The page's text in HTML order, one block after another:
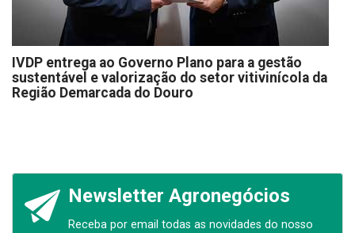
IVDP entrega ao Governo Plano para a gestão
sustentável e valorização do setor vitivinícola da
Região Demarcada do Douro
Newsletter Agronegócios
Receba por email todas as novidades do nosso